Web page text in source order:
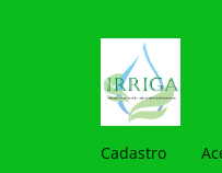
Cadastro